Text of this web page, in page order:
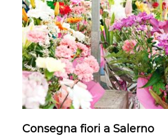
Consegna fiori a Salerno